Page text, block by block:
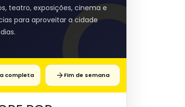
teatro, exposições, cinema e
para aproveitar a cidade
completa Fim de semana